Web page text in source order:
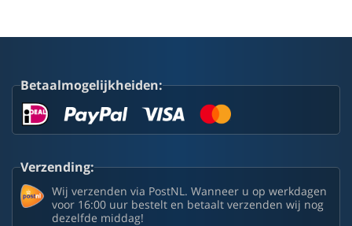
Betaalmogelijkheiden:
Verzending:
Wij verzenden via PostNL. Wanneer u op werkdagen
voor 16:00 uur bestelt en betaalt verzenden wij nog
dezelfde middag!